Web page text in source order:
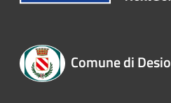
Comune di Desio